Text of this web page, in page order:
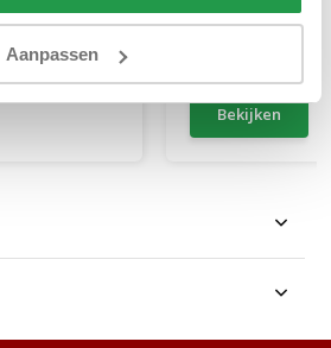
Aanpassen
Bekijken